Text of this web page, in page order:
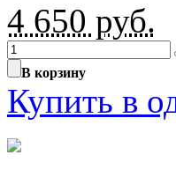
4 650 руб.
В корзину
Купить в